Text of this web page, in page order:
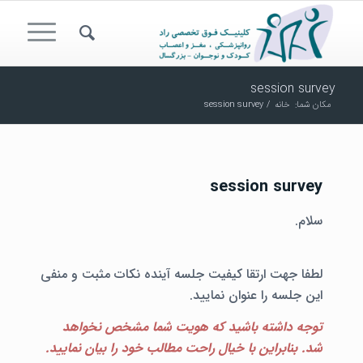
session survey
مکان شما: خانه /
session survey
session survey
سلام.
لطفا جهت ارتقا کیفیت جلسه آینده نکات مثبت و منفی
این جلسه را عنوان نمایید.
توجه داشته باشید که هویت شما مشخص نخواهد
شد. بنابراین با خیال راحت مطالب خود را بیان نمایید.